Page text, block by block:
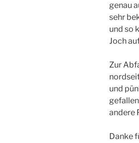
genau
sehr
und so
Joch
Zur
und
andere
Danke